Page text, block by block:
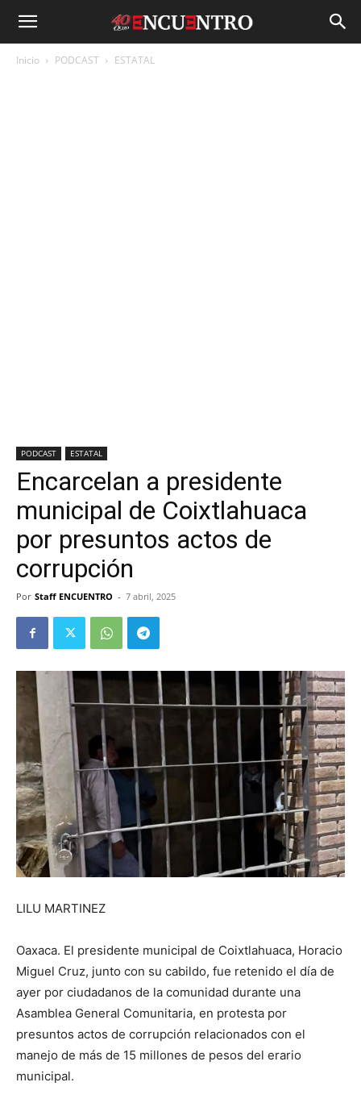
Inicio PODCAST ESTATAL
PODCAST ESTATAL
Encarcelan a presidente
municipal de Coixtlahuaca
por presuntos actos de
corrupción
Por Staff ENCUENTRO - 7 abril, 2025
LILU MARTINEZ
Oaxaca. El presidente municipal de Coixtlahuaca, Horacio
Miguel Cruz, junto con su cabildo, fue retenido el día de
ayer por ciudadanos de la comunidad durante una
Asamblea General Comunitaria, en protesta por
presuntos actos de corrupción relacionados con el
manejo de más de 15 millones de pesos del erario
municipal.